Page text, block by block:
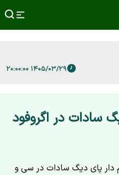
۱۴۰۵/۰۳/۲۹ ۲۰:۰۰:۰۰
سادات در اگروفود
دار پای دیگ سادات در سی و